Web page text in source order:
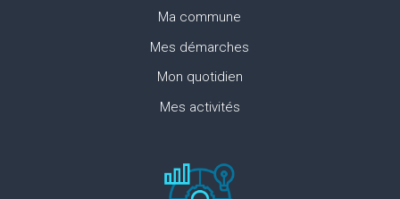
Ma commune
Mes démarches
Mon quotidien
Mes activités